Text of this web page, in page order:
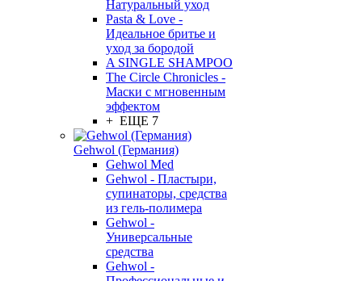
Натуральный уход
Pasta & Love -
Идеальное бритье и
уход за бородой
A SINGLE SHAMPOO
The Circle Chronicles -
Маски с мгновенным
эффектом
+ ЕЩЕ 7
Gehwol (Германия)
Gehwol Med
Gehwol - Пластыри,
супинаторы, средства
из гель-полимера
Gehwol -
Универсальные
средства
Gehwol -